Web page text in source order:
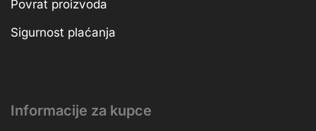
Povrat proizvoda
Sigurnost plaćanja
Informacije za kupce